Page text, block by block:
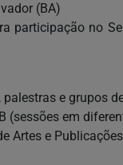
(BA)
participação no
e grupos
(sessões em
Artes e